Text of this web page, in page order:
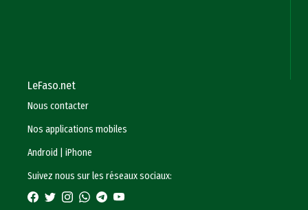
LeFaso.net
Nous contacter
Nos applications mobiles
Android
|iPhone
Suivez nous sur les réseaux sociaux: